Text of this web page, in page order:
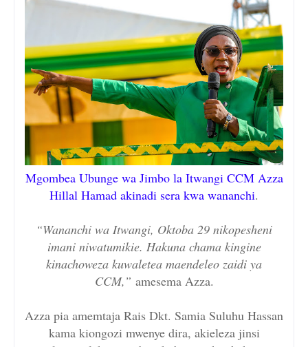
Mgombea Ubunge wa Jimbo la Itwangi CCM Azza
Hillal Hamad akinadi sera kwa wananchi.
“Wananchi wa Itwangi, Oktoba 29 nikopesheni
imani niwatumikie. Hakuna chama kingine
kinachoweza kuwaletea maendeleo zaidi ya
CCM,” amesema Azza.
Azza pia amemtaja Rais Dkt. Samia Suluhu Hassan
kama kiongozi mwenye dira, akieleza jinsi